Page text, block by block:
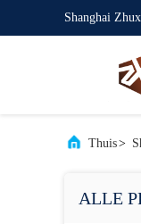
Shanghai
Thuis>
ALLE